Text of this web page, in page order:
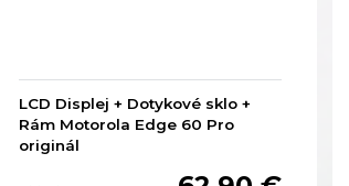
LCD Displej + Dotykové sklo +
Rám Motorola Edge 60 Pro
originál